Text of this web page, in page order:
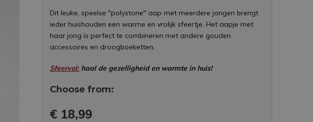
Dit leuke, speelse "polystone" aap met meerdere jongen brengt
ieder huishouden een warme en vrolijk sfeertje. Het aapje met
haar jong is perfect te combineren met andere gouden
accessoires en droogboeketten.
Sfeervol:haal de gezelligheid en warmte in huis!
Choose from:
€ 18,99